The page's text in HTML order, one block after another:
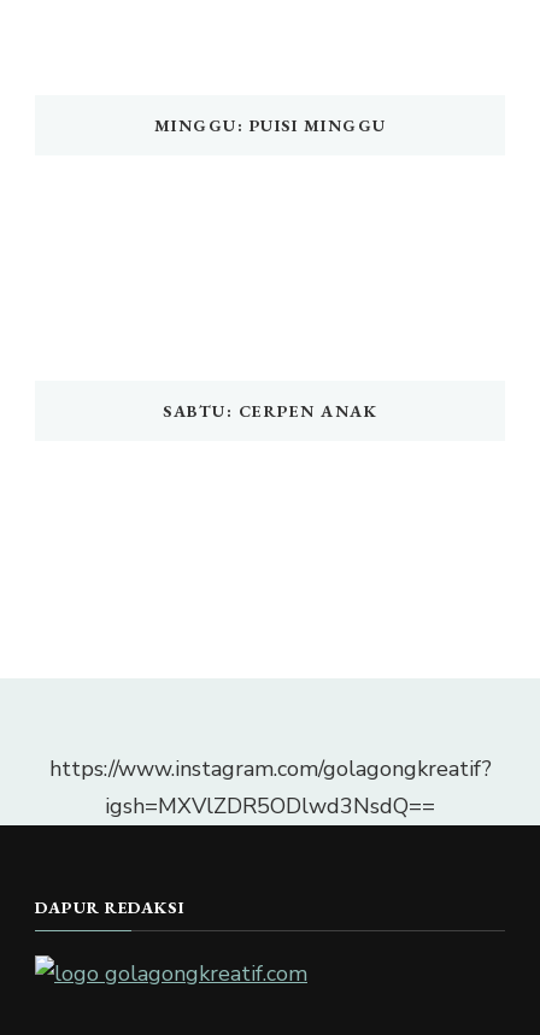
MINGGU: PUISI MINGGU
SABTU: CERPEN ANAK
https://www.instagram.com/golagongkreatif?
igsh=MXVlZDR5ODlwd3NsdQ==
DAPUR REDAKSI